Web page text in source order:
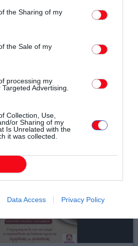
the Sharing of my
the Sale of my
processing my
Advertising.
Collection, Use,
or Sharing of my
Is Unrelated with the
it was collected.
Data Access Privacy Policy